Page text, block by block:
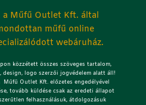
a Műfű Outlet Kft. által
műfű online
webáruház.
közzétett összes szöveges tartalom,
design, logo szerzői jogvédelem alatt áll!
Műfű Outlet Kft. előzetes engedélyével
tovább küldése csak az eredeti állapot
felhasználásuk, átdolgozásuk